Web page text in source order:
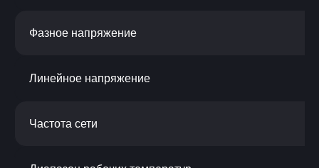
Фазное напряжение
Линейное напряжение
Частота сети